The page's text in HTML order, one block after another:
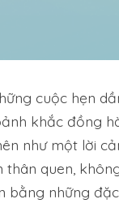
cuộc hẹn
khắc đồng
như một lời
thân quen,
bằng những